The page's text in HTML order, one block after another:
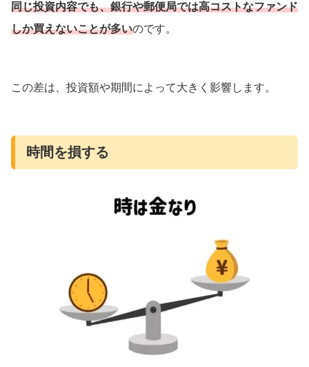
同じ投資内容でも、銀行や郵便局では高コストなファンド
しか買えないことが多いのです。
この差は、投資額や期間によって大きく影響します。
時間を損する